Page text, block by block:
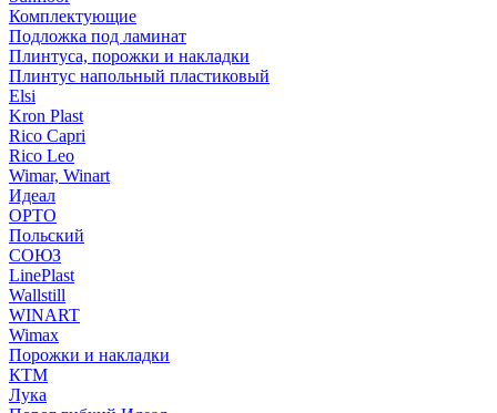
Комплектующие
Подложка под ламинат
Плинтуса, порожки и накладки
Плинтус напольный пластиковый
Elsi
Kron Plast
Rico Capri
Rico Leo
Wimar, Winart
Идеал
ОРТО
Польский
СОЮЗ
LinePlast
Wallstill
WINART
Wimax
Порожки и накладки
КТМ
Лука